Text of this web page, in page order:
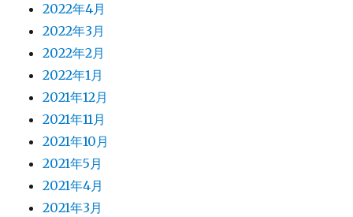
2022年4月
2022年3月
2022年2月
2022年1月
2021年12月
2021年11月
2021年10月
2021年5月
2021年4月
2021年3月